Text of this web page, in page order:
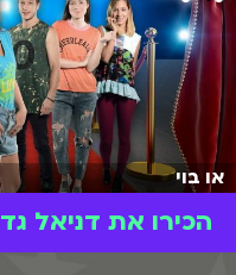
או בוי
הכירו את דניאל גד